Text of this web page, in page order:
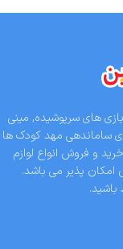
های سرپوشیده, مینی
ساماندهی مهد کودک ها
و فروش انواع لوازم
پذیر می باشد.
باشید.